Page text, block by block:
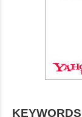
KEYWORDS